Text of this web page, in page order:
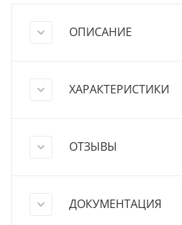
ОПИСАНИЕ
ХАРАКТЕРИСТИКИ
ОТЗЫВЫ
ДОКУМЕНТАЦИЯ